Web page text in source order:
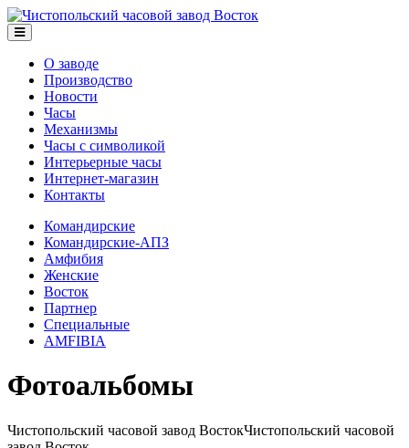
О заводе
Производство
Новости
Часы
Механизмы
Часы с символикой
Интерьерные часы
Интернет-магазин
Контакты
Командирские
Командирские-АПЗ
Амфибия
Женские
Восток
Партнер
Специальные
AMFIBIA
Фотоальбомы
Чистопольский часовой завод ВостокЧистопольский часовой